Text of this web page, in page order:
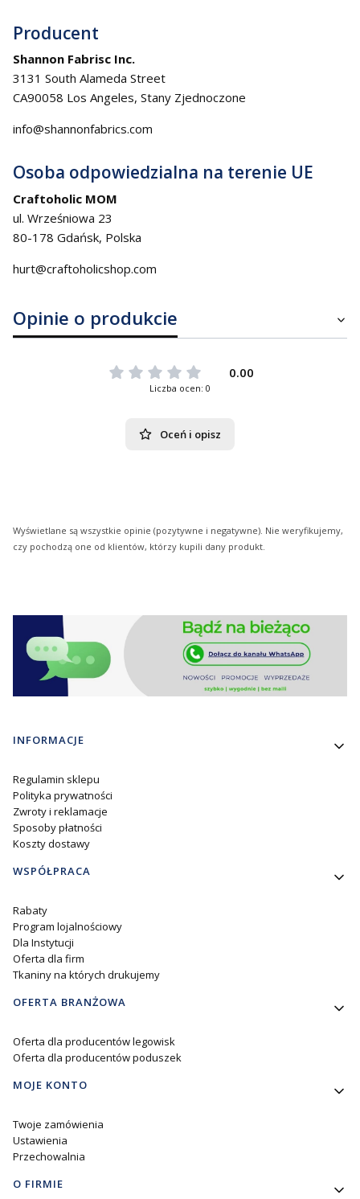
Producent
Shannon Fabrisc Inc.
3131 South Alameda Street
CA90058 Los Angeles, Stany Zjednoczone
info@shannonfabrics.com
Osoba odpowiedzialna na terenie UE
Craftoholic MOM
ul. Wrześniowa 23
80-178 Gdańsk, Polska
hurt@craftoholicshop.com
Opinie o produkcie
0.00
Liczba ocen: 0
Oceń i opisz
Wyświetlane są wszystkie opinie (pozytywne i negatywne). Nie weryfikujemy,
czy pochodzą one od klientów, którzy kupili dany produkt.
Linki w stopce
INFORMACJE
Regulamin sklepu
Polityka prywatności
Zwroty i reklamacje
Sposoby płatności
Koszty dostawy
WSPÓŁPRACA
Rabaty
Program lojalnościowy
Dla Instytucji
Oferta dla firm
Tkaniny na których drukujemy
OFERTA BRANŻOWA
Oferta dla producentów legowisk
Oferta dla producentów poduszek
MOJE KONTO
Twoje zamówienia
Ustawienia
Przechowalnia
O FIRMIE